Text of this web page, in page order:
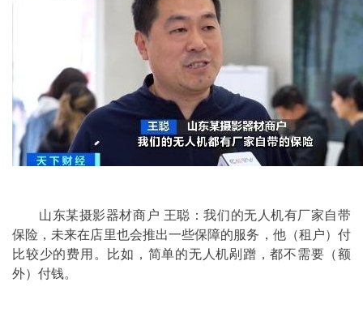
山东某摄影器材商户 王聪：我们的无人机有厂家自带
保险，未来在店里也会推出一些保障的服务，他（租户）付
比较少的费用。比如，简单的无人机剐蹭，都不需要（额
外）付钱。